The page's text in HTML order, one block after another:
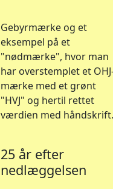
Gebyrmærke og et
eksempel på et
"nødmærke", hvor man
har overstemplet et
mærke med et grønt
"HVJ" og hertil rettet
værdien med håndskrift.
25 år efter
nedlæggelsen